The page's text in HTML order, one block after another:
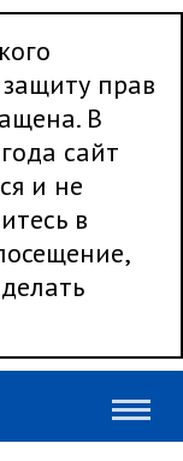
прав
В
сайт
и не
в